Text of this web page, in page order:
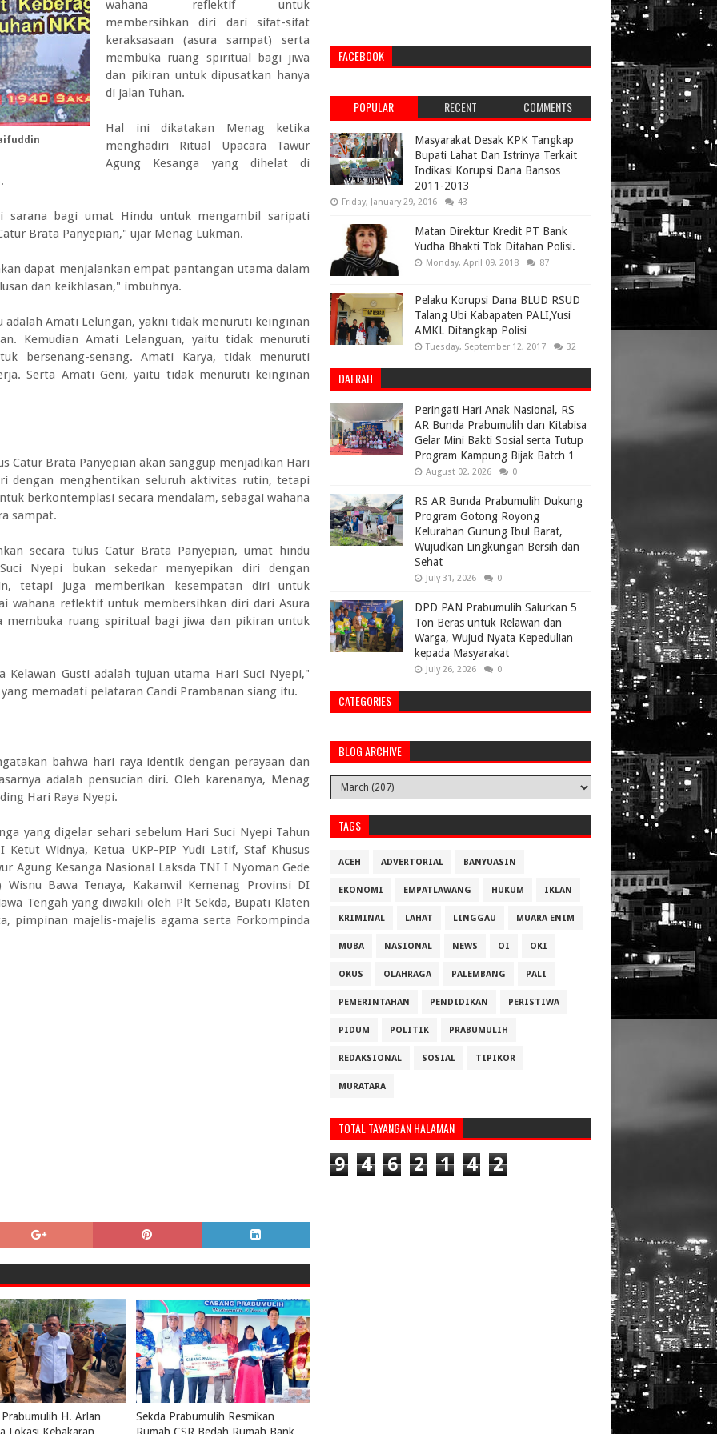
wahana reflektif untuk
membersihkan diri dari sifat-sifat
keraksasaan (asura sampat) serta
membuka ruang spiritual bagi jiwa
dan pikiran untuk dipusatkan hanya
di jalan Tuhan.
Hal ini dikatakan Menag ketika
menghadiri Ritual Upacara Tawur
Agung Kesanga yang dihelat di
sarana bagi umat Hindu untuk mengambil saripati
Brata Panyepian," ujar Menag Lukman.
dapat menjalankan empat pantangan utama dalam
dan keikhlasan," imbuhnya.
Amati Lelungan, yakni tidak menuruti keinginan
Kemudian Amati Lelanguan, yaitu tidak menuruti
bersenang-senang. Amati Karya, tidak menuruti
Serta Amati Geni, yaitu tidak menuruti keinginan
Catur Brata Panyepian akan sanggup menjadikan Hari
dengan menghentikan seluruh aktivitas rutin, tetapi
berkontemplasi secara mendalam, sebagai wahana
sampat.
secara tulus Catur Brata Panyepian, umat hindu
Nyepi bukan sekedar menyepikan diri dengan
tetapi juga memberikan kesempatan diri untuk
wahana reflektif untuk membersihkan diri dari Asura
membuka ruang spiritual bagi jiwa dan pikiran untuk
Gusti adalah tujuan utama Hari Suci Nyepi,"
memadati pelataran Candi Prambanan siang itu.
bahwa hari raya identik dengan perayaan dan
adalah pensucian diri. Oleh karenanya, Menag
Hari Raya Nyepi.
yang digelar sehari sebelum Hari Suci Nyepi Tahun
Widnya, Ketua UKP-PIP Yudi Latif, Staf Khusus
Agung Kesanga Nasional Laksda TNI I Nyoman Gede
Bawa Tenaya, Kakanwil Kemenag Provinsi DI
Tengah yang diwakili oleh Plt Sekda, Bupati Klaten
pimpinan majelis-majelis agama serta Forkompinda
H. Arlan
Sekda Prabumulih Resmikan
FACEBOOK
POPULAR RECENT COMMENTS
Masyarakat Desak KPK Tangkap
Bupati Lahat Dan Istrinya Terkait
Indikasi Korupsi Dana Bansos
2011-2013
Friday, January 29, 2016 43
Matan Direktur Kredit PT Bank
Yudha Bhakti Tbk Ditahan Polisi.
Monday, April 09, 2018 87
Pelaku Korupsi Dana BLUD RSUD
Talang Ubi Kabapaten PALI,Yusi
AMKL Ditangkap Polisi
Tuesday, September 12, 2017 32
DAERAH
Peringati Hari Anak Nasional, RS
AR Bunda Prabumulih dan Kitabisa
Gelar Mini Bakti Sosial serta Tutup
Program Kampung Bijak Batch 1
August 02, 2026 0
RS AR Bunda Prabumulih Dukung
Program Gotong Royong
Kelurahan Gunung Ibul Barat,
Wujudkan Lingkungan Bersih dan
Sehat
July 31, 2026 0
DPD PAN Prabumulih Salurkan 5
Ton Beras untuk Relawan dan
Warga, Wujud Nyata Kepedulian
kepada Masyarakat
July 26, 2026 0
CATEGORIES
BLOG ARCHIVE
TAGS
ACEH ADVERTORIAL BANYUASIN
EKONOMI EMPATLAWANG HUKUM IKLAN
KRIMINAL LAHAT LINGGAU MUARA ENIM
MUBA NASIONAL NEWS OI OKI
OKUS OLAHRAGA PALEMBANG PALI
PEMERINTAHAN PENDIDIKAN PERISTIWA
PIDUM POLITIK PRABUMULIH
REDAKSIONAL SOSIAL TIPIKOR
MURATARA
TOTAL TAYANGAN HALAMAN
9 4 6 2 1 4 2